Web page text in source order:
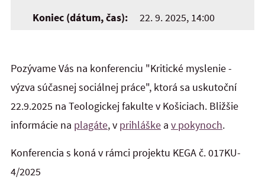
Koniec (dátum, čas):
22. 9. 2025, 14:00
Pozývame Vás na konferenciu "Kritické myslenie -
výzva súčasnej sociálnej práce", ktorá sa uskutoční
22.9.2025 na Teologickej fakulte v Košiciach. Bližšie
informácie na plagáte, v prihláške a v pokynoch.
Konferencia s koná v rámci projektu KEGA č. 017KU-
4/2025